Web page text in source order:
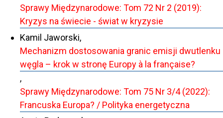
Sprawy Międzynarodowe: Tom 72 Nr 2 (2019):
Kryzys na świecie - świat w kryzysie
Kamil Jaworski,
Mechanizm dostosowania granic emisji dwutlenku
węgla – krok w stronę Europy à la française?
,
Sprawy Międzynarodowe: Tom 75 Nr 3/4 (2022):
Francuska Europa? / Polityka energetyczna